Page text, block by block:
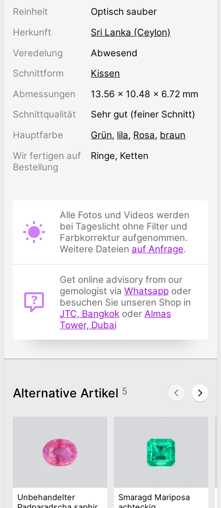
Reinheit
optisch sauber
Herkunft
Sri Lanka (Ceylon)
Veredelung
abwesend
Schnittform
Kissen
Abmessungen
13.56 × 10.48 × 6.72 mm
Schnittqualität
Sehr gut (feiner Schnitt)
Hauptfarbe
Grün, lila, Rosa, braun
Wir fertigen auf
Bestellung
Ringe, Ketten
Alle Fotos und Videos werden
bei Tageslicht ohne Filter und
Farbkorrektur aufgenommen.
Weitere Dateien auf Anfrage.
Get online advisory from our
gemologist via Whatsappoder
besuchen Sie unseren Shop in
JTC, Bangkokoder Almas
Tower, Dubai
Alternative Artikel 5
Unbehandelter
Smaragd Mariposa